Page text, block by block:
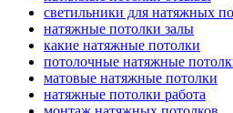
светильники для натяжных
натяжные потолки залы
какие натяжные потолки
потолочные натяжные
матовые натяжные потолки
натяжные потолки работа